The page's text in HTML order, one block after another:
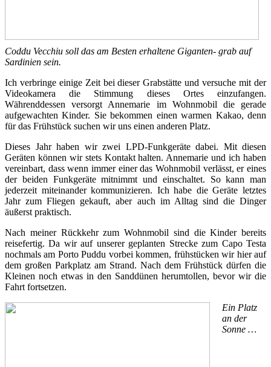
Coddu Vecchiu soll das am Besten erhaltene Giganten- grab auf
Sardinien sein.
Ich verbringe einige Zeit bei dieser Grabstätte und versuche mit der
Videokamera die Stimmung dieses Ortes einzufangen.
Währenddessen versorgt Annemarie im Wohnmobil die gerade
aufgewachten Kinder. Sie bekommen einen warmen Kakao, denn
für das Frühstück suchen wir uns einen anderen Platz.
Dieses Jahr haben wir zwei LPD-Funkgeräte dabei. Mit diesen
Geräten können wir stets Kontakt halten. Annemarie und ich haben
vereinbart, dass wenn immer einer das Wohnmobil verlässt, er eines
der beiden Funkgeräte mitnimmt und einschaltet. So kann man
jederzeit miteinander kommunizieren. Ich habe die Geräte letztes
Jahr zum Fliegen gekauft, aber auch im Alltag sind die Dinger
äußerst praktisch.
Nach meiner Rückkehr zum Wohnmobil sind die Kinder bereits
reisefertig. Da wir auf unserer geplanten Strecke zum Capo Testa
nochmals am Porto Puddu vorbei kommen, frühstücken wir hier auf
dem großen Parkplatz am Strand. Nach dem Frühstück dürfen die
Kleinen noch etwas in den Sanddünen herumtollen, bevor wir die
Fahrt fortsetzen.
Ein Platz
an der
Sonne …